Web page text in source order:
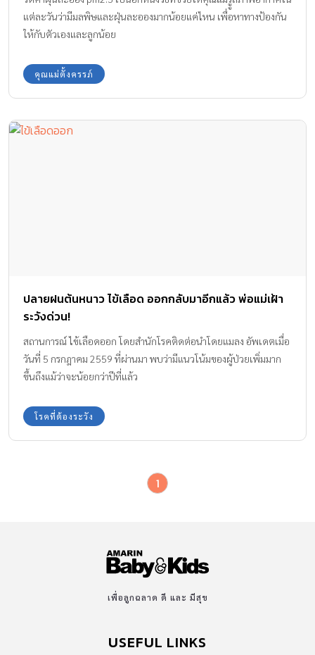
แต่ละวันว่ามีมลพิษและฝุ่นละอองมากน้อยแค่ไหน เพื่อหาทางป้องกัน
ให้กับตัวเองและลูกน้อย
คุณแม่ตั้งครรภ์
ปลายฝนต้นหนาว ไข้เลือด ออกกลับมาอีกแล้ว พ่อแม่เฝ้า
ระวังด่วน!
สถานการณ์ ไข้เลือดออก โดยสำนักโรคติดต่อนำโดยแมลง อัพเดตเมื่อ
วันที่ 5 กรกฎาคม 2559 ที่ผ่านมา พบว่ามีแนวโน้มของผู้ป่วยเพิ่มมาก
ขึ้นถึงแม้ว่าจะน้อยกว่าปีที่แล้ว
โรคที่ต้องระวัง
1
เพื่อลูกฉลาด ดี และ มีสุข
USEFUL LINKS